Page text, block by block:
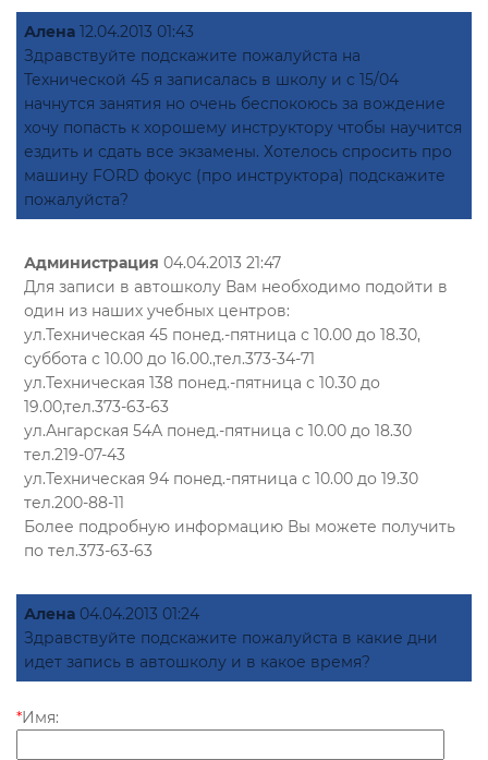
Алена 12.04.2013 01:43
Здравствуйте подскажите пожалуйста на
Технической 45 я записалась в школу и с 15/04
начнутся занятия но очень беспокоюсь за вождение
хочу попасть к хорошему инструктору чтобы научится
ездить и сдать все экзамены. Хотелось спросить про
машину FORD фокус (про инструктора) подскажите
пожалуйста?
Администрация 04.04.2013 21:47
Для записи в автошколу Вам необходимо подойти в
один из наших учебных центров:
ул.Техническая 45 понед.-пятница с 10.00 до 18.30,
суббота с 10.00 до 16.00.,тел.373-34-71
ул.Техническая 138 понед.-пятница с 10.30 до
19.00,тел.373-63-63
ул.Ангарская 54А понед.-пятница с 10.00 до 18.30
тел.219-07-43
ул.Техническая 94 понед.-пятница с 10.00 до 19.30
тел.200-88-11
Более подробную информацию Вы можете получить
по тел.373-63-63
Алена 04.04.2013 01:24
Здравствуйте подскажите пожалуйста в какие дни
идет запись в автошколу и в какое время?
*Имя: